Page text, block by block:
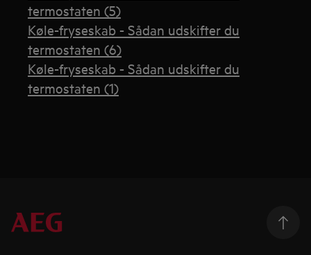
termostaten (5)
Køle-fryseskab - Sådan udskifter du
termostaten (6)
Køle-fryseskab - Sådan udskifter du
termostaten (1)